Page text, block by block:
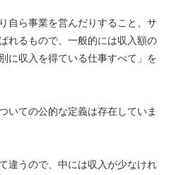
自ら事業を営んだりすること、サ
れるもので、一般的には収入額の
に収入を得ている仕事すべて」を
いての公的な定義は存在していま
違うので、中には収入が少なけれ